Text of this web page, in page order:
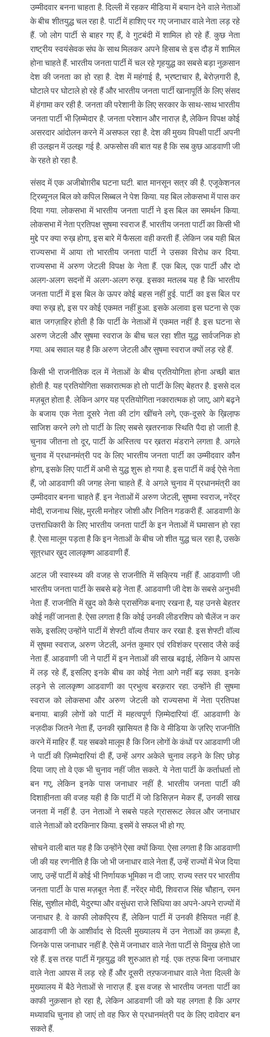
उम्मीदवार बनना चाहता है. दिल्ली में रहकर मीडिया में बयान देने वाले नेताओं
के बीच शीतयुद्ध चल रहा है. पार्टी में हाशिए पर गए जनाधार वाले नेता लड़ रहे
हैं. जो लोग पार्टी से बाहर गए हैं, वे गुटबंदी में शामिल हो रहे हैं. कुछ नेता
राष्ट्रीय स्वयंसेवक संघ के साथ मिलकर अपने हिसाब से इस दौड़ में शामिल
होना चाहते हैं. भारतीय जनता पार्टी में चल रहे गृहयुद्ध का सबसे बड़ा नुक़सान
देश की जनता का हो रहा है. देश में महंगाई है, भ्रष्टाचार है, बेरोज़गारी है,
घोटाले पर घोटाले हो रहे हैं और भारतीय जनता पार्टी खानापूर्ति के लिए संसद
में हंगामा कर रही है. जनता की परेशानी के लिए सरकार के साथ-साथ भारतीय
जनता पार्टी भी ज़िम्मेदार है. जनता परेशान और नाराज़ है, लेकिन विपक्ष कोई
असरदार आंदोलन करने में असफल रहा है. देश की मुख्य विपक्षी पार्टी अपनी
ही उलझन में उलझ गई है. अफसोस की बात यह है कि सब कुछ आडवाणी जी
के रहते हो रहा है.
संसद में एक अजीबोग़रीब घटना घटी. बात मानसून सत्र की है. एजूकेशनल
ट्रिब्यूनल बिल को कपिल सिब्बल ने पेश किया. यह बिल लोकसभा में पास कर
दिया गया. लोकसभा में भारतीय जनता पार्टी ने इस बिल का समर्थन किया.
लोकसभा में नेता प्रतिपक्ष सुषमा स्वराज हैं. भारतीय जनता पार्टी का किसी भी
मुद्दे पर क्या रुख़ होगा, इस बारे में फैसला वही करती हैं. लेकिन जब यही बिल
राज्यसभा में आया तो भारतीय जनता पार्टी ने उसका विरोध कर दिया.
राज्यसभा में अरुण जेटली विपक्ष के नेता हैं. एक बिल, एक पार्टी और दो
अलग-अलग सदनों में अलग-अलग रुख़. इसका मतलब यह है कि भारतीय
जनता पार्टी में इस बिल के ऊपर कोई बहस नहीं हुई. पार्टी का इस बिल पर
क्या रुख़ हो, इस पर कोई एकमत नहीं हुआ. इसके अलावा इस घटना से एक
बात जगज़ाहिर होती है कि पार्टी के नेताओं में एकमत नहीं है. इस घटना से
अरुण जेटली और सुषमा स्वराज के बीच चल रहा शीत युद्ध सार्वजनिक हो
गया. अब सवाल यह है कि अरुण जेटली और सुषमा स्वराज क्यों लड़ रहे हैं.
किसी भी राजनीतिक दल में नेताओं के बीच प्रतियोगिता होना अच्छी बात
होती है. यह प्रतियोगिता सकारात्मक हो तो पार्टी के लिए बेहतर है. इससे दल
मज़बूत होता है. लेकिन अगर यह प्रतियोगिता नकारात्मक हो जाए, आगे बढ़ने
के बजाय एक नेता दूसरे नेता की टांग खींचने लगे, एक-दूसरे के ख़िला़फ
साजिश करने लगे तो पार्टी के लिए सबसे ख़तरनाक स्थिति पैदा हो जाती है.
चुनाव जीतना तो दूर, पार्टी के अस्तित्व पर ख़तरा मंडराने लगता है. अगले
चुनाव में प्रधानमंत्री पद के लिए भारतीय जनता पार्टी का उम्मीदवार कौन
होगा, इसके लिए पार्टी में अभी से युद्ध शुरू हो गया है. इस पार्टी में कई ऐसे नेता
हैं, जो आडवाणी की जगह लेना चाहते हैं. वे अगले चुनाव में प्रधानमंत्री का
उम्मीदवार बनना चाहते हैं. इन नेताओं में अरुण जेटली, सुषमा स्वराज, नरेंद्र
मोदी, राजनाथ सिंह, मुरली मनोहर जोशी और नितिन गडकरी हैं. आडवाणी के
उत्तराधिकारी के लिए भारतीय जनता पार्टी के इन नेताओं में घमासान हो रहा
है. ऐसा मालूम पड़ता है कि इन नेताओं के बीच जो शीत युद्ध चल रहा है, उसके
सूत्रधार ख़ुद लालकृष्ण आडवाणी हैं.
अटल जी स्वास्थ्य की वजह से राजनीति में सक्रिय नहीं हैं. आडवाणी जी
भारतीय जनता पार्टी के सबसे बड़े नेता हैं. आडवाणी जी देश के सबसे अनुभवी
नेता हैं. राजनीति में ख़ुद को कैसे प्रासंगिक बनाए रखना है, यह उनसे बेहतर
कोई नहीं जानता है. ऐसा लगता है कि कोई उनकी लीडरशिप को चैलेंज न कर
सके, इसलिए उन्होंने पार्टी में शेफ्टी वॉल्व तैयार कर रखा है. इस शेफ्टी वॉल्व
में सुषमा स्वराज, अरुण जेटली, अनंत कुमार एवं रविशंकर प्रसाद जैसे कई
नेता हैं. आडवाणी जी ने पार्टी में इन नेताओं की साख बढ़ाई, लेकिन ये आपस
में लड़ रहे हैं, इसलिए इनके बीच का कोई नेता आगे नहीं बढ़ सका. इनके
लड़ने से लालकृष्ण आडवाणी का प्रभुत्व बरक़रार रहा. उन्होंने ही सुषमा
स्वराज को लोकसभा और अरुण जेटली को राज्यसभा में नेता प्रतिपक्ष
बनाया. बाक़ी लोगों को पार्टी में महत्वपूर्ण ज़िम्मेदारियां दीं. आडवाणी के
नज़दीक जितने नेता हैं, उनकी ख़ासियत है कि वे मीडिया के ज़रिए राजनीति
करने में माहिर हैं. यह सबको मालूम है कि जिन लोगों के कंधों पर आडवाणी जी
ने पार्टी की ज़िम्मेदारियां दी हैं, उन्हें अगर अकेले चुनाव लड़ने के लिए छोड़
दिया जाए तो वे एक भी चुनाव नहीं जीत सकते. ये नेता पार्टी के कर्ताधर्ता तो
बन गए, लेकिन इनके पास जनाधार नहीं है. भारतीय जनता पार्टी की
दिशाहीनता की वजह यही है कि पार्टी में जो डिसिज़न मेकर हैं, उनकी साख
जनता में नहीं है. उन नेताओं ने सबसे पहले ग्रासरूट लेवल और जनाधार
वाले नेताओं को दरकिनार किया. इसमें वे सफल भी हो गए.
सोचने वाली बात यह है कि उन्होंने ऐसा क्यों किया. ऐसा लगता है कि आडवाणी
जी की यह रणनीति है कि जो भी जनाधार वाले नेता हैं, उन्हें राज्यों में भेज दिया
जाए, उन्हें पार्टी में कोई भी निर्णायक भूमिका न दी जाए. राज्य स्तर पर भारतीय
जनता पार्टी के पास मज़बूत नेता हैं. नरेंद्र मोदी, शिवराज सिंह चौहान, रमन
सिंह, सुशील मोदी, येदुरप्पा और वसुंधरा राजे सिंधिया का अपने-अपने राज्यों में
जनाधार है. वे काफी लोकप्रिय हैं, लेकिन पार्टी में उनकी हैसियत नहीं है.
आडवाणी जी के आशीर्वाद से दिल्ली मुख्यालय में उन नेताओं का क़ब्ज़ा है,
जिनके पास जनाधार नहीं है. ऐसे में जनाधार वाले नेता पार्टी से विमुख होते जा
रहे हैं. इस तरह पार्टी में गृहयुद्ध की शुरुआत हो गई. एक तऱफ बिना जनाधार
वाले नेता आपस में लड़ रहे हैं और दूसरी तऱफजनाधार वाले नेता दिल्ली के
मुख्यालय में बैठे नेताओं से नाराज़ हैं. इस वजह से भारतीय जनता पार्टी का
काफी नुक़सान हो रहा है, लेकिन आडवाणी जी को यह लगता है कि अगर
मध्यावधि चुनाव हो जाएं तो वह फिर से प्रधानमंत्री पद के लिए दावेदार बन
सकते हैं.